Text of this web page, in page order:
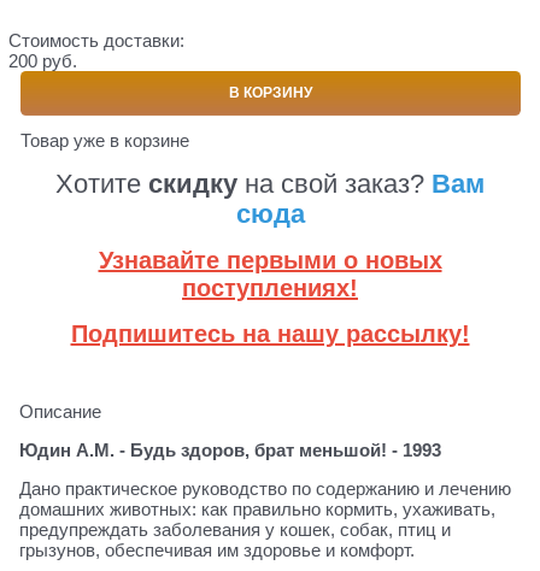
Стоимость доставки:
200 руб.
В КОРЗИНУ
Товар уже в корзине
Хотите скидку на свой заказ? Вам
сюда
Узнавайте первыми о новых
поступлениях!
Подпишитесь на нашу рассылку!
Описание
Юдин А.М. - Будь здоров, брат меньшой! - 1993
Дано практическое руководство по содержанию и лечению
домашних животных: как правильно кормить, ухаживать,
предупреждать заболевания у кошек, собак, птиц и
грызунов, обеспечивая им здоровье и комфорт.